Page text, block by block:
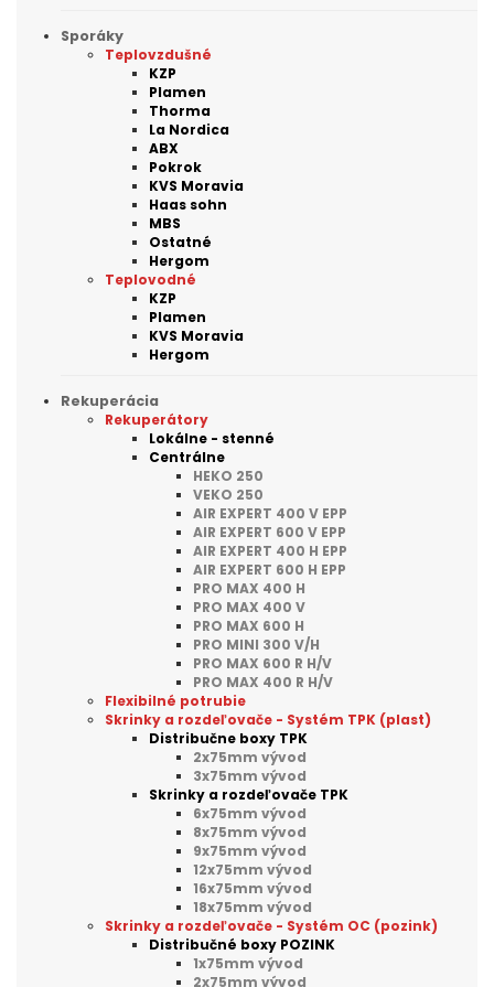
Sporáky
Teplovzdušné
KZP
Plamen
Thorma
La Nordica
ABX
Pokrok
KVS Moravia
Haas sohn
MBS
Ostatné
Hergom
Teplovodné
KZP
Plamen
KVS Moravia
Hergom
Rekuperácia
Rekuperátory
Lokálne - stenné
Centrálne
HEKO 250
VEKO 250
AIR EXPERT 400 V EPP
AIR EXPERT 600 V EPP
AIR EXPERT 400 H EPP
AIR EXPERT 600 H EPP
PRO MAX 400 H
PRO MAX 400 V
PRO MAX 600 H
PRO MINI 300 V/H
PRO MAX 600 R H/V
PRO MAX 400 R H/V
Flexibilné potrubie
Skrinky a rozdeľovače - Systém TPK (plast)
Distribučne boxy TPK
2x75mm vývod
3x75mm vývod
Skrinky a rozdeľovače TPK
6x75mm vývod
8x75mm vývod
9x75mm vývod
12x75mm vývod
16x75mm vývod
18x75mm vývod
Skrinky a rozdeľovače - Systém OC (pozink)
Distribučné boxy POZINK
1x75mm vývod
2x75mm vývod